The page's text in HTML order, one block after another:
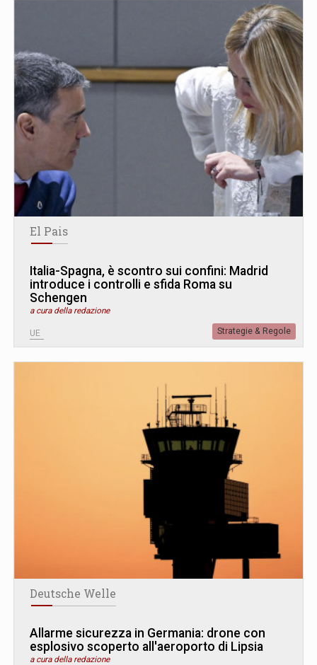
El Pais
Italia-Spagna, è scontro sui confini: Madrid
introduce i controlli e sfida Roma su
Schengen
a cura della redazione
UE Strategie & Regole
Deutsche Welle
Allarme sicurezza in Germania: drone con
esplosivo scoperto all'aeroporto di Lipsia
a cura della redazione